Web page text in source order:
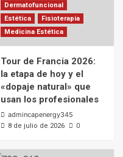
Dermatofuncional
Estética
Fisioterapia
Medicina Estética
Tour de Francia 2026:
la etapa de hoy y el
«dopaje natural» que
usan los profesionales
admincapenergy345
8 de julio de 2026 0